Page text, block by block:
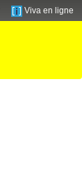
Viva en ligne